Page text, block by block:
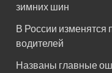
зимних шин
В России изменятся
водителей
Названы главные